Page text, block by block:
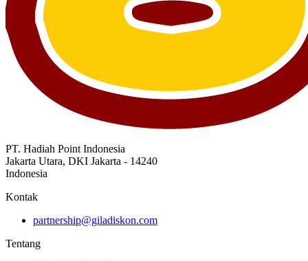
PT. Hadiah Point Indonesia
Jakarta Utara, DKI Jakarta - 14240
Indonesia
Kontak
partnership@giladiskon.com
Tentang